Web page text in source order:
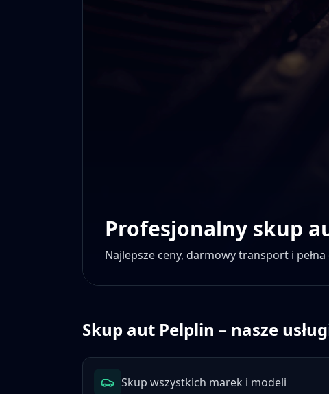
Profesjonalny skup
Najlepsze ceny, darmowy transport i
Skup aut Pelplin – nasze
Skup wszystkich marek i modeli